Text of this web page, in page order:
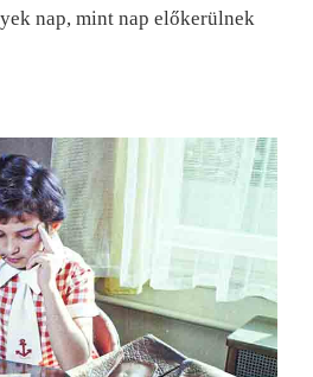
nap, mint nap előkerülnek